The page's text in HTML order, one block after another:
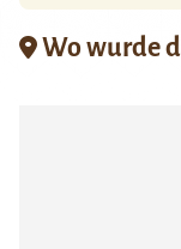
Wo wurde